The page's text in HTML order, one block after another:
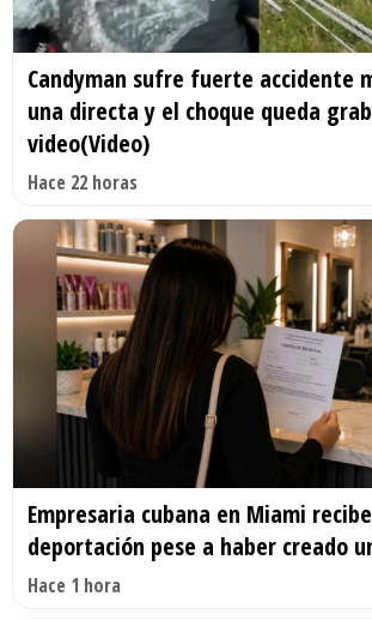
Candyman sufre fuerte accidente
una directa y el choque queda
video(Video)
Hace 22 horas
Empresaria cubana en Miami
deportación pese a haber creado
Hace 1 hora